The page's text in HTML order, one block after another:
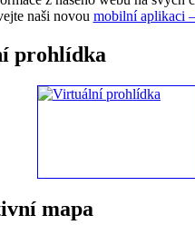
naši novou mobilní aplikaci
prohlídka
mapa